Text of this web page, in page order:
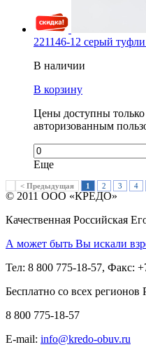
221146-12 серый
В наличии
В корзину
Цены доступны
авторизованным
Еще
< Предыдущая 1 2 3 4
© 2011 ООО «КРЕДО»
Качественная Российская
А может быть Вы искали
Тел: 8 800 775-18-57, Факс:
Бесплатно со всех регионов
8 800 775-18-57
E-mail: info@kredo-obuv.ru